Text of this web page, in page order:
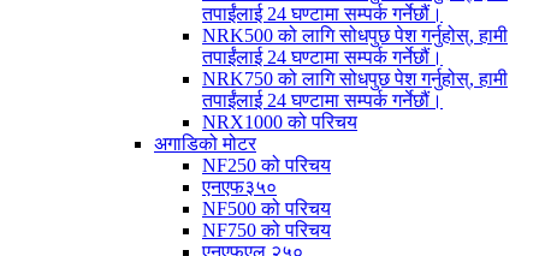
तपाईंलाई 24 घण्टामा सम्पर्क गर्नेछौं।
NRK500 को लागि सोधपुछ पेश गर्नुहोस्, हामी
तपाईंलाई 24 घण्टामा सम्पर्क गर्नेछौं।
NRK750 को लागि सोधपुछ पेश गर्नुहोस्, हामी
तपाईंलाई 24 घण्टामा सम्पर्क गर्नेछौं।
NRX1000 को परिचय
अगाडिको मोटर
NF250 को परिचय
एनएफ३५०
NF500 को परिचय
NF750 को परिचय
एनएफएल २५०